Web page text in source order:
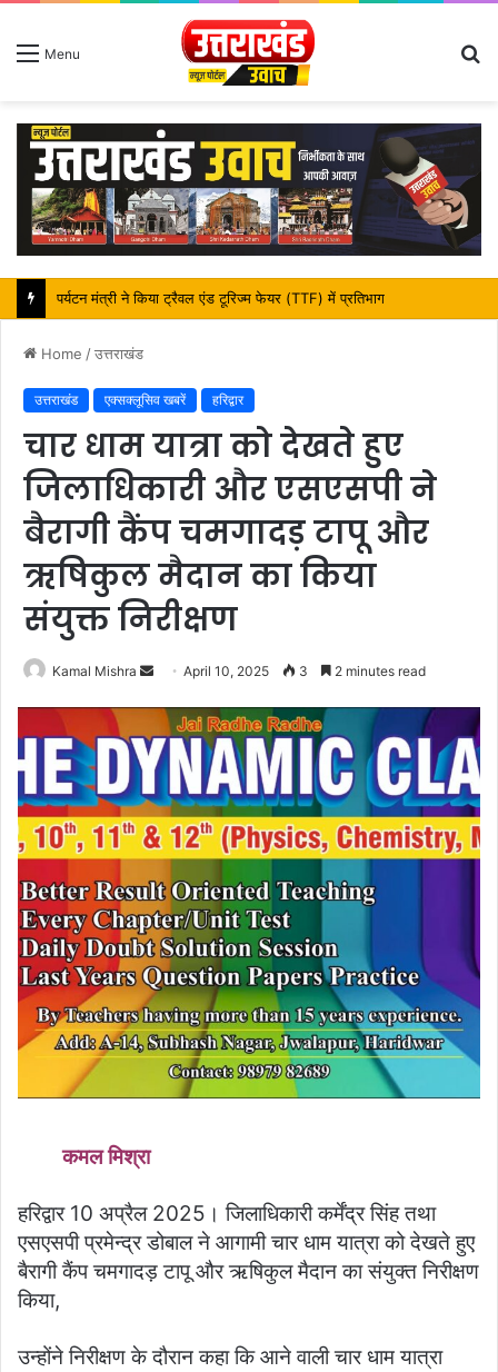
Menu
महापौर शंभू पासवान के जन्मदिवस पर क्षेत्र में विकास की सौगात
Home /उत्तराखंड
उत्तराखंड एक्सक्लूसिव खबरें हरिद्वार
चार धाम यात्रा को देखते हुए
जिलाधिकारी और एसएसपी ने
बैरागी कैंप चमगादड़ टापू और
ऋषिकुल मैदान का किया
संयुक्त निरीक्षण
Kamal Mishra
Send
email
April 10, 2025 3 2 minutes read
कमल मिश्रा
हरिद्वार 10 अप्रैल 2025। जिलाधिकारी कर्मेंद्र सिंह तथा
एसएसपी प्रमेन्द्र डोबाल ने आगामी चार धाम यात्रा को देखते हुए
बैरागी कैंप चमगादड़ टापू और ऋषिकुल मैदान का संयुक्त निरीक्षण
किया,
उन्होंने निरीक्षण के दौरान कहा कि आने वाली चार धाम यात्रा